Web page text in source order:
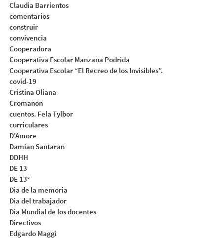
Claudia Barrientos
comentarios
construir
convivencia
Cooperadora
Cooperativa Escolar Manzana Podrida
Cooperativa Escolar “El Recreo de los Invisibles”.
covid-19
Cristina Oliana
Cromañon
cuentos. Fela Tylbor
curriculares
D'Amore
Damian Santaran
DDHH
DE 13
DE 13°
Dia de la memoria
Dia del trabajador
Dia Mundial de los docentes
Directivos
Edgardo Maggi